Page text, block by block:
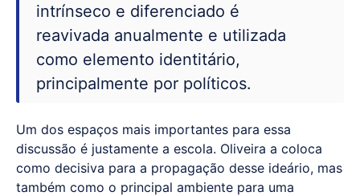
intrínseco e diferenciado é
reavivada anualmente e utilizada
como elemento identitário,
principalmente por políticos.
Um dos espaços mais importantes para essa
discussão é justamente a escola. Oliveira a coloca
como decisiva para a propagação desse ideário, mas
também como o principal ambiente para uma